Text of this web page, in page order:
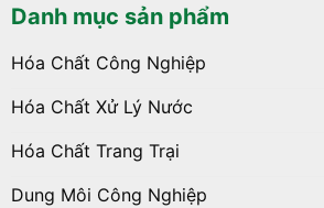
Danh mục sản phẩm
Hóa Chất Công Nghiệp
Hóa Chất Xử Lý Nước
Hóa Chất Trang Trại
Dung Môi Công Nghiệp